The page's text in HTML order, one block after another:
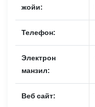
жойи:
Телефон:
Электрон
манзил:
Веб сайт: